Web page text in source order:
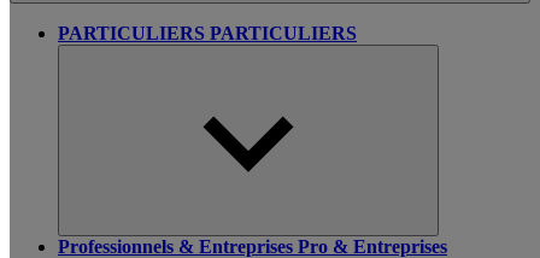
PARTICULIERS PARTICULIERS
Professionnels & Entreprises Pro & Entreprises